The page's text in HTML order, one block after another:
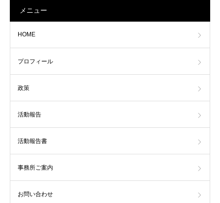
メニュー
HOME
プロフィール
政策
活動報告
活動報告書
事務所ご案内
お問い合わせ